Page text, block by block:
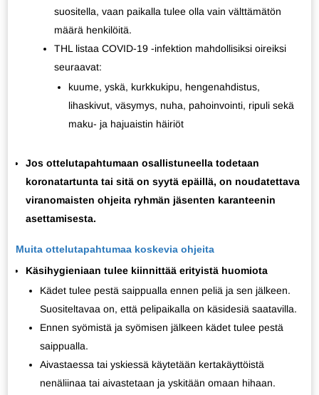
suositella, vaan paikalla tulee olla vain välttämätön
määrä henkilöitä.
THL listaa COVID-19 -infektion mahdollisiksi oireiksi
seuraavat:
kuume, yskä, kurkkukipu, hengenahdistus,
lihaskivut, väsymys, nuha, pahoinvointi, ripuli sekä
maku- ja hajuaistin häiriöt
Jos ottelutapahtumaan osallistuneella todetaan
koronatartunta tai sitä on syytä epäillä, on noudatettava
viranomaisten ohjeita ryhmän jäsenten karanteenin
asettamisesta.
Muita ottelutapahtumaa koskevia ohjeita
Käsihygieniaan tulee kiinnittää erityistä huomiota
Kädet tulee pestä saippualla ennen peliä ja sen jälkeen.
Suositeltavaa on, että pelipaikalla on käsidesiä saatavilla.
Ennen syömistä ja syömisen jälkeen kädet tulee pestä
saippualla.
Aivastaessa tai yskiessä käytetään kertakäyttöistä
nenäliinaa tai aivastetaan ja yskitään omaan hihaan.